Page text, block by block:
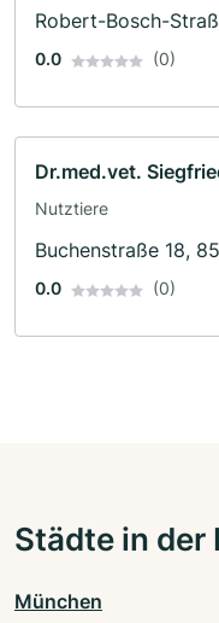
Robert-Bosch-
0.0 (0)
Dr.med.vet.
Nutztiere
Buchenstraße 18,
0.0 (0)
Städte in der
München